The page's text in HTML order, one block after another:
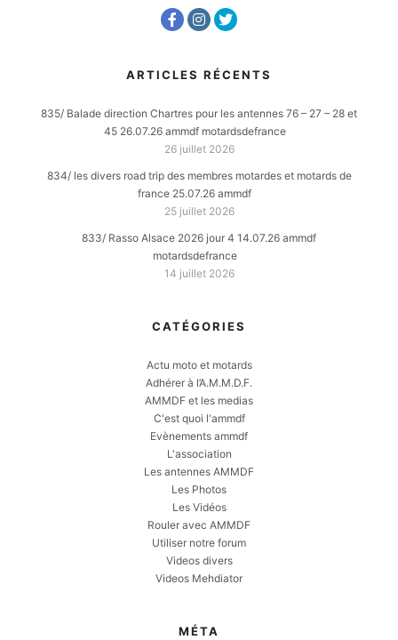
ARTICLES RÉCENTS
835/ Balade direction Chartres pour les antennes 76 – 27 – 28 et
45 26.07.26 ammdf motardsdefrance
26 juillet 2026
834/ les divers road trip des membres motardes et motards de
france 25.07.26 ammdf
25 juillet 2026
833/ Rasso Alsace 2026 jour 4 14.07.26 ammdf
motardsdefrance
14 juillet 2026
CATÉGORIES
Actu moto et motards
Adhérer à l’A.M.M.D.F.
AMMDF et les medias
C'est quoi l'ammdf
Evènements ammdf
L'association
Les antennes AMMDF
Les Photos
Les Vidéos
Rouler avec AMMDF
Utiliser notre forum
Videos divers
Videos Mehdiator
MÉTA